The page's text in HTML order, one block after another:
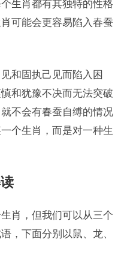
生肖都有其独特的性格
可能会更容易陷入春蚕
和固执己见而陷入困
和犹豫不决而无法突破
不会有春蚕自缚的情况
个生肖，而是对一种生
肖，但我们可以从三个
，下面分别以鼠、龙、